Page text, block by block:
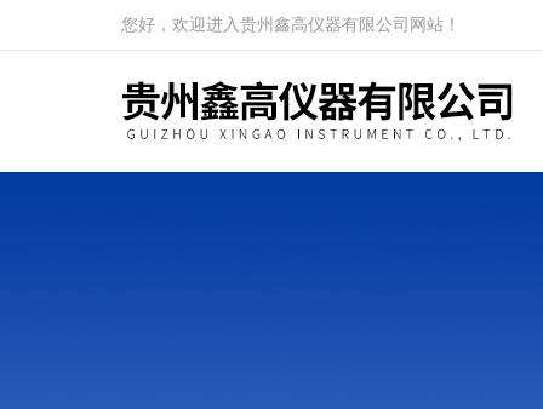
您好，欢迎进入贵州鑫高仪器有限公司网站！